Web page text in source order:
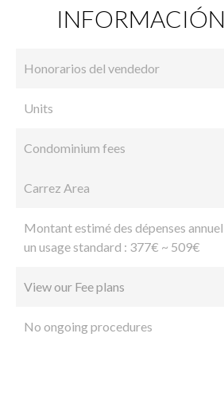
INFORMACIÓN
Honorarios del vendedor
Units
Condominium fees
Carrez Area
Montant estimé des dépenses
un usage standard : 377€ ~ 509€
View our Fee plans
No ongoing procedures